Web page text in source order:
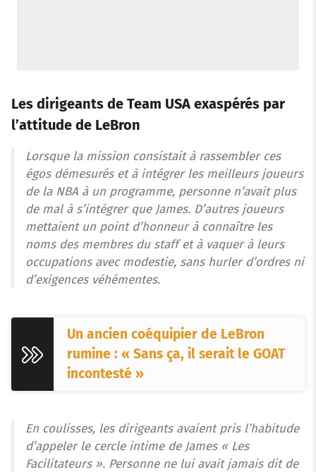
Les dirigeants de Team USA exaspérés par
l’attitude de LeBron
Lorsque la mission consistait à rassembler ces
égos démesurés et à intégrer les meilleurs joueurs
de la NBA à un programme, personne n’avait plus
de mal à s’intégrer que James. D’autres joueurs
mettaient un point d’honneur à connaître les
noms des membres du staff et à vaquer à leurs
occupations avec modestie, sans hurler d’ordres ni
d’exigences véhémentes.
Un ancien coéquipier de LeBron
rumine : « Sans ça, il serait le GOAT
incontesté »
En coulisses, les dirigeants avaient pris l’habitude
d’appeler le cercle intime de James « Les
Facilitateurs ». Personne ne lui avait jamais dit de